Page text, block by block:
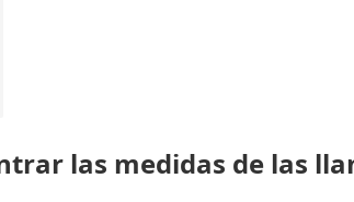
las medidas de las